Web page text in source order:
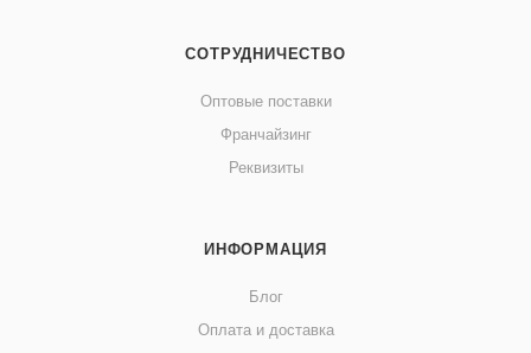
СОТРУДНИЧЕСТВО
Оптовые поставки
Франчайзинг
Реквизиты
ИНФОРМАЦИЯ
Блог
Оплата и доставка